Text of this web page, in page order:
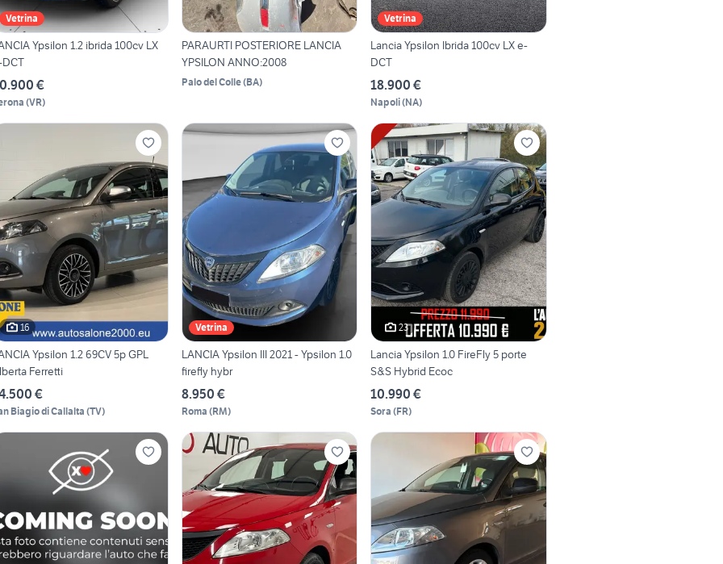
Vetrina
Ypsilon 1.2 ibrida 100cv LX
€
(VR)
PARAURTI POSTERIORE LANCIA
YPSILON ANNO:2008
Palo del Colle(BA)
Vetrina
Lancia Ypsilon Ibrida 100cv LX e-
DCT
18.900 €
Napoli(NA)
16
Ypsilon 1.2 69CV 5p GPL
Ferretti
€
Biagio di Callalta (TV)
Vetrina
LANCIA Ypsilon III 2021 - Ypsilon 1.0
firefly hybr
8.950 €
Roma (RM)
23
Lancia Ypsilon 1.0 FireFly 5 porte
S&S Hybrid Ecoc
10.990 €
Sora (FR)